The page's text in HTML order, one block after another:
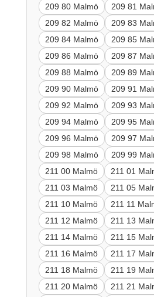
209 80 Malmö
209 81
209 82 Malmö
209 83
209 84 Malmö
209 85
209 86 Malmö
209 87
209 88 Malmö
209 89
209 90 Malmö
209 91
209 92 Malmö
209 93
209 94 Malmö
209 95
209 96 Malmö
209 97
209 98 Malmö
209 99
211 00 Malmö
211 01
211 03 Malmö
211 05
211 10 Malmö
211 11
211 12 Malmö
211 13
211 14 Malmö
211 15
211 16 Malmö
211 17
211 18 Malmö
211 19
211 20 Malmö
211 21